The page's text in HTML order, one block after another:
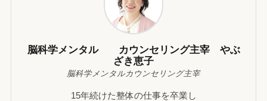
脳科学メンタル カウンセリング主宰 やぶ
ざき恵子
脳科学メンタルカウンセリング主宰
15年続けた整体の仕事を卒業し